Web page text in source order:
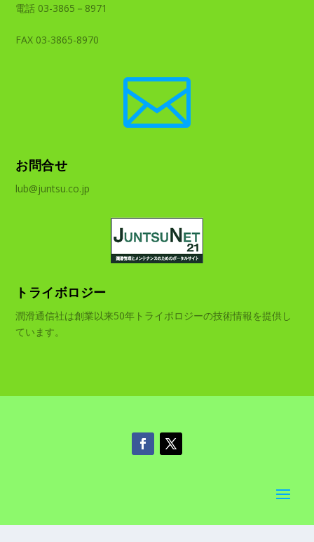
電話 03-3865－8971
FAX 03-3865-8970

お問合せ
lub@juntsu.co.jp
トライボロジー
潤滑通信社は創業以来50年トライボロジーの技術情報を提供し
ています。